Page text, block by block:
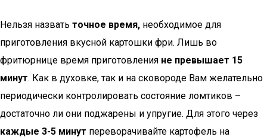
Нельзя назвать точное время, необходимое для
приготовления вкусной картошки фри. Лишь во
фритюрнице время приготовления не превышает 15
минут. Как в духовке, так и на сковороде Вам желательно
периодически контролировать состояние ломтиков –
достаточно ли они поджарены и упругие. Для этого через
каждые 3-5 минут переворачивайте картофель на